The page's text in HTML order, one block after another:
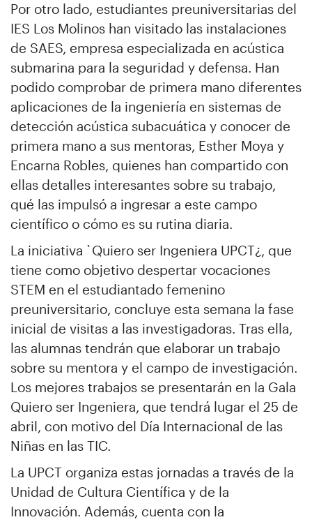
Por otro lado, estudiantes preuniversitarias del
IES Los Molinos han visitado las instalaciones
de SAES, empresa especializada en acústica
submarina para la seguridad y defensa. Han
podido comprobar de primera mano diferentes
aplicaciones de la ingeniería en sistemas de
detección acústica subacuática y conocer de
primera mano a sus mentoras, Esther Moya y
Encarna Robles, quienes han compartido con
ellas detalles interesantes sobre su trabajo,
qué las impulsó a ingresar a este campo
científico o cómo es su rutina diaria.
La iniciativa `Quiero ser Ingeniera UPCT¿, que
tiene como objetivo despertar vocaciones
STEM en el estudiantado femenino
preuniversitario, concluye esta semana la fase
inicial de visitas a las investigadoras. Tras ella,
las alumnas tendrán que elaborar un trabajo
sobre su mentora y el campo de investigación.
Los mejores trabajos se presentarán en la Gala
Quiero ser Ingeniera, que tendrá lugar el 25 de
abril, con motivo del Día Internacional de las
Niñas en las TIC.
La UPCT organiza estas jornadas a través de la
Unidad de Cultura Científica y de la
Innovación. Además, cuenta con la